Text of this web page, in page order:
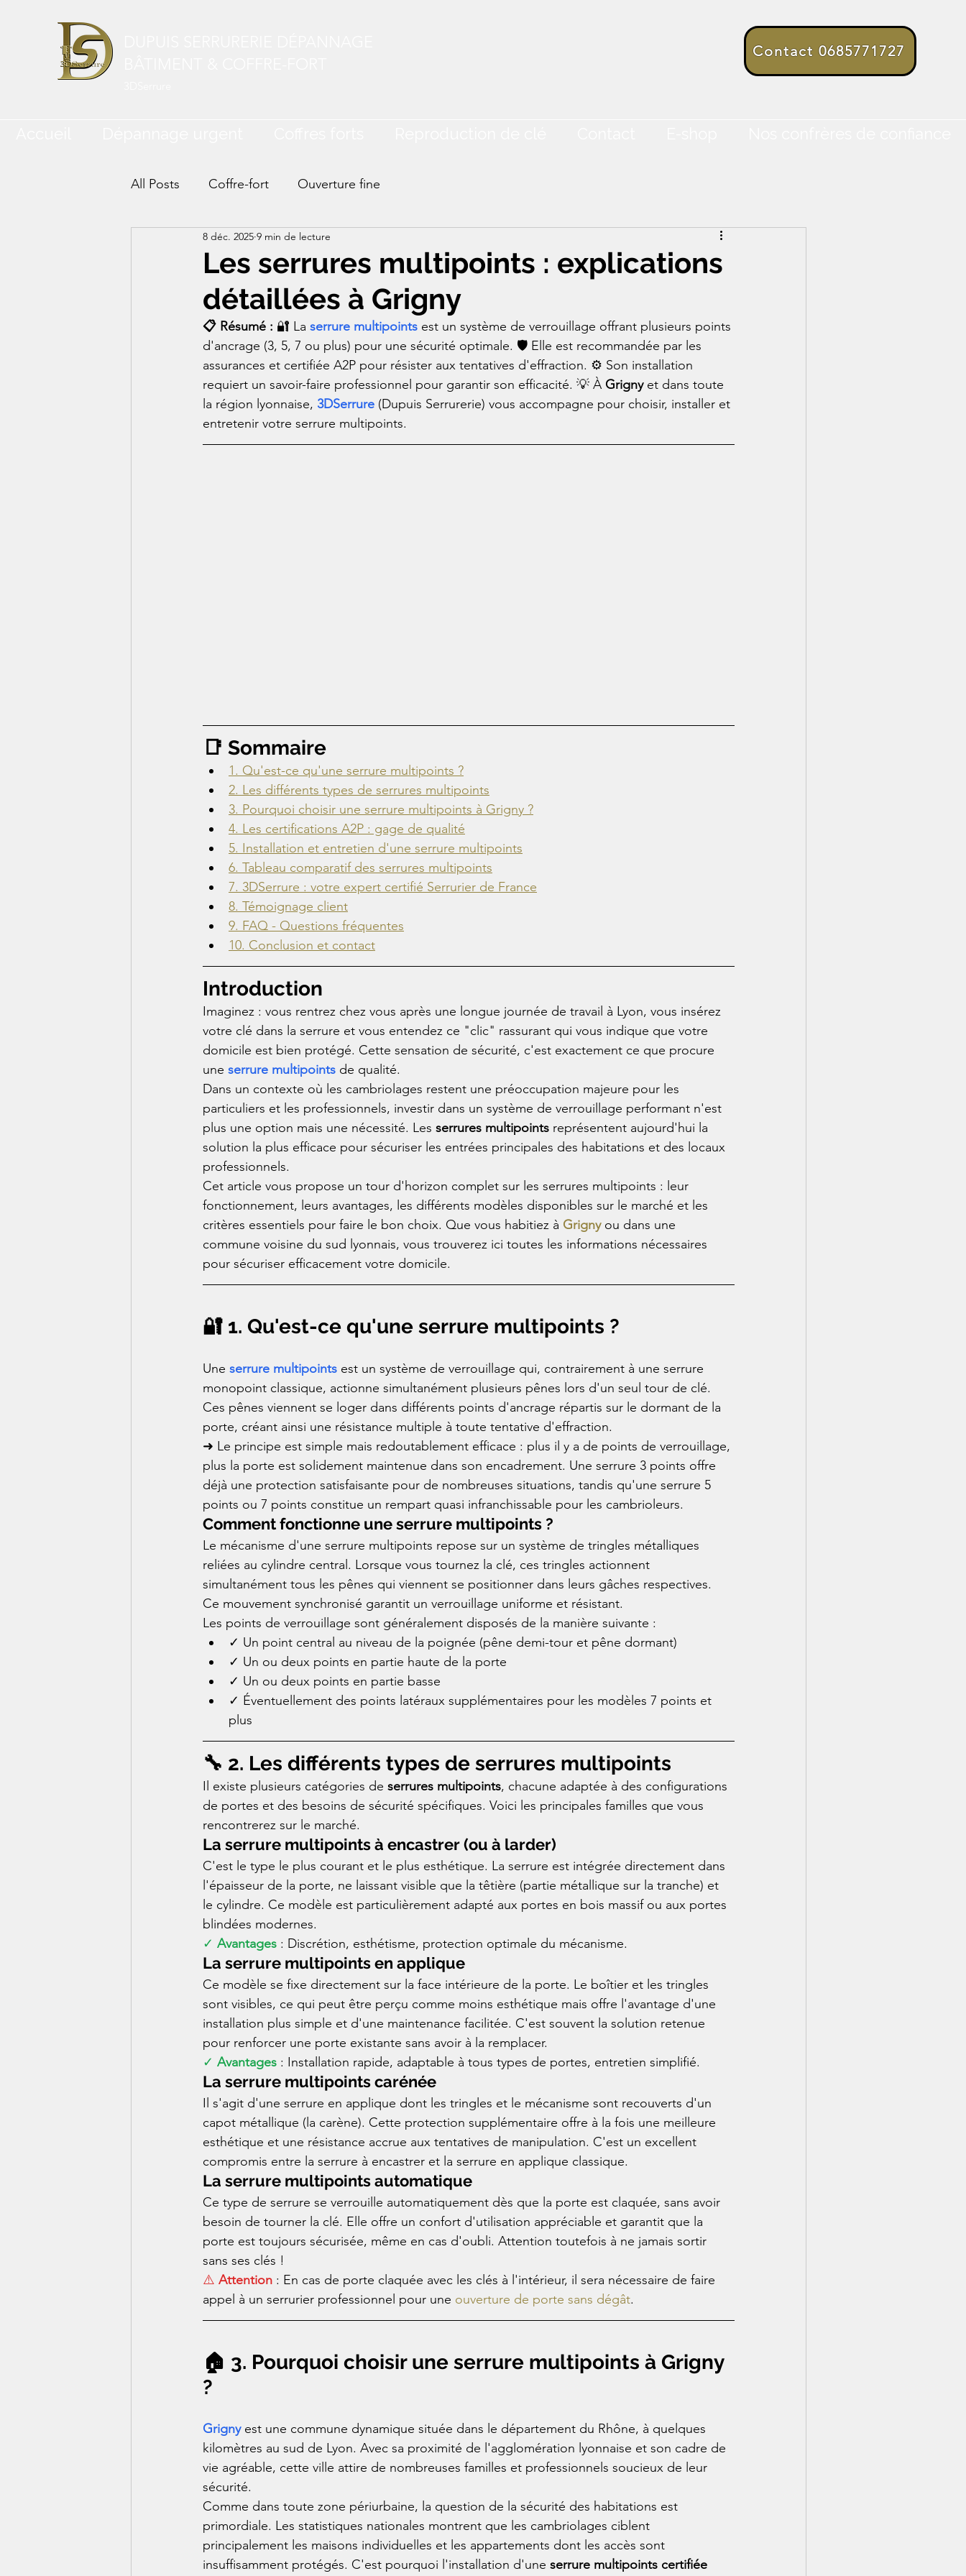
Contact 0685771727
All Posts Coffre-fort Ouverture fine
Les serrures multipoints : explications
détaillées à Grigny
8 déc. 2025 9 min de lecture
📋 Résumé : 🔐 La serrure multipoints est un système de verrouillage offrant plusieurs points
d'ancrage (3, 5, 7 ou plus) pour une sécurité optimale. 🛡️ Elle est recommandée par les
assurances et certifiée A2P pour résister aux tentatives d'effraction. ⚙️ Son installation
requiert un savoir-faire professionnel pour garantir son efficacité. 💡 À Grigny et dans toute
la région lyonnaise, 3DSerrure (Dupuis Serrurerie) vous accompagne pour choisir, installer et
entretenir votre serrure multipoints.
📑 Sommaire
1. Qu'est-ce qu'une serrure multipoints ?
2. Les différents types de serrures multipoints
3. Pourquoi choisir une serrure multipoints à Grigny ?
4. Les certifications A2P : gage de qualité
5. Installation et entretien d'une serrure multipoints
6. Tableau comparatif des serrures multipoints
7. 3DSerrure : votre expert certifié Serrurier de France
8. Témoignage client
9. FAQ - Questions fréquentes
10. Conclusion et contact
Introduction
Imaginez : vous rentrez chez vous après une longue journée de travail à Lyon, vous insérez
votre clé dans la serrure et vous entendez ce "clic" rassurant qui vous indique que votre
domicile est bien protégé. Cette sensation de sécurité, c'est exactement ce que procure
une serrure multipoints de qualité.
Dans un contexte où les cambriolages restent une préoccupation majeure pour les
particuliers et les professionnels, investir dans un système de verrouillage performant n'est
plus une option mais une nécessité. Les serrures multipoints représentent aujourd'hui la
solution la plus efficace pour sécuriser les entrées principales des habitations et des locaux
professionnels.
Cet article vous propose un tour d'horizon complet sur les serrures multipoints : leur
fonctionnement, leurs avantages, les différents modèles disponibles sur le marché et les
critères essentiels pour faire le bon choix. Que vous habitiez à Grigny ou dans une
commune voisine du sud lyonnais, vous trouverez ici toutes les informations nécessaires
pour sécuriser efficacement votre domicile.
🔐 1. Qu'est-ce qu'une serrure multipoints ?
Une serrure multipoints est un système de verrouillage qui, contrairement à une serrure
monopoint classique, actionne simultanément plusieurs pênes lors d'un seul tour de clé.
Ces pênes viennent se loger dans différents points d'ancrage répartis sur le dormant de la
porte, créant ainsi une résistance multiple à toute tentative d'effraction.
➜ Le principe est simple mais redoutablement efficace : plus il y a de points de verrouillage,
plus la porte est solidement maintenue dans son encadrement. Une serrure 3 points offre
déjà une protection satisfaisante pour de nombreuses situations, tandis qu'une serrure 5
points ou 7 points constitue un rempart quasi infranchissable pour les cambrioleurs.
Comment fonctionne une serrure multipoints ?
Le mécanisme d'une serrure multipoints repose sur un système de tringles métalliques
reliées au cylindre central. Lorsque vous tournez la clé, ces tringles actionnent
simultanément tous les pênes qui viennent se positionner dans leurs gâches respectives.
Ce mouvement synchronisé garantit un verrouillage uniforme et résistant.
Les points de verrouillage sont généralement disposés de la manière suivante :
✓ Un point central au niveau de la poignée (pêne demi-tour et pêne dormant)
✓ Un ou deux points en partie haute de la porte
✓ Un ou deux points en partie basse
✓ Éventuellement des points latéraux supplémentaires pour les modèles 7 points et
plus
🔧 2. Les différents types de serrures multipoints
Il existe plusieurs catégories de serrures multipoints, chacune adaptée à des configurations
de portes et des besoins de sécurité spécifiques. Voici les principales familles que vous
rencontrerez sur le marché.
La serrure multipoints à encastrer (ou à larder)
C'est le type le plus courant et le plus esthétique. La serrure est intégrée directement dans
l'épaisseur de la porte, ne laissant visible que la têtière (partie métallique sur la tranche) et
le cylindre. Ce modèle est particulièrement adapté aux portes en bois massif ou aux portes
blindées modernes.
✓ Avantages : Discrétion, esthétisme, protection optimale du mécanisme.
La serrure multipoints en applique
Ce modèle se fixe directement sur la face intérieure de la porte. Le boîtier et les tringles
sont visibles, ce qui peut être perçu comme moins esthétique mais offre l'avantage d'une
installation plus simple et d'une maintenance facilitée. C'est souvent la solution retenue
pour renforcer une porte existante sans avoir à la remplacer.
✓ Avantages : Installation rapide, adaptable à tous types de portes, entretien simplifié.
La serrure multipoints carénée
Il s'agit d'une serrure en applique dont les tringles et le mécanisme sont recouverts d'un
capot métallique (la carène). Cette protection supplémentaire offre à la fois une meilleure
esthétique et une résistance accrue aux tentatives de manipulation. C'est un excellent
compromis entre la serrure à encastrer et la serrure en applique classique.
La serrure multipoints automatique
Ce type de serrure se verrouille automatiquement dès que la porte est claquée, sans avoir
besoin de tourner la clé. Elle offre un confort d'utilisation appréciable et garantit que la
porte est toujours sécurisée, même en cas d'oubli. Attention toutefois à ne jamais sortir
sans ses clés !
⚠️ Attention : En cas de porte claquée avec les clés à l'intérieur, il sera nécessaire de faire
appel à un serrurier professionnel pour une ouverture de porte sans dégât.
🏠 3. Pourquoi choisir une serrure multipoints à Grigny
?
Grigny est une commune dynamique située dans le département du Rhône, à quelques
kilomètres au sud de Lyon. Avec sa proximité de l'agglomération lyonnaise et son cadre de
vie agréable, cette ville attire de nombreuses familles et professionnels soucieux de leur
sécurité.
Comme dans toute zone périurbaine, la question de la sécurité des habitations est
primordiale. Les statistiques nationales montrent que les cambriolages ciblent
principalement les maisons individuelles et les appartements dont les accès sont
insuffisamment protégés. C'est pourquoi l'installation d'une serrure multipoints certifiée